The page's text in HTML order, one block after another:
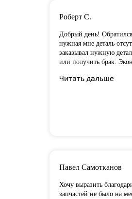
Роберт С.
Добрый день!
нужная мне деталь
заказывал нужную
или получить брак.
Читать дальше
Павел Самотканов
Хочу выразить
запчастей не было на